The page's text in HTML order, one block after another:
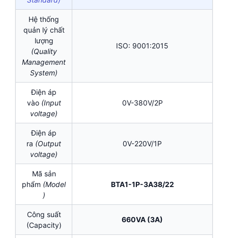
Hệ thống
quản lý chất
lượng
(Quality
Management
System)
ISO: 9001:2015
Điện áp
vào (Input
voltage)
0V-380V/2P
Điện áp
ra (Output
voltage)
0V-220V/1P
Mã sản
phẩm (Model
)
BTA1-1P-3A38/22
Công suất
(Capacity)
660VA (3A)